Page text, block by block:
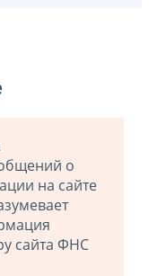
о
на сайте
сайта ФНС